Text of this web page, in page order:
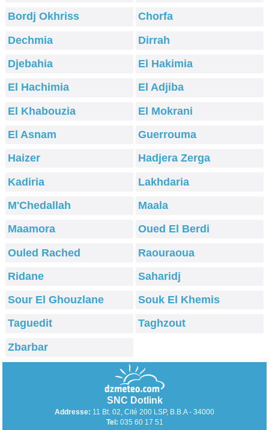
Bordj Okhriss
Chorfa
Dechmia
Dirrah
Djebahia
El Hakimia
El Hachimia
El Adjiba
El Khabouzia
El Mokrani
El Asnam
Guerrouma
Haizer
Hadjera Zerga
Kadiria
Lakhdaria
M'Chedallah
Maala
Maamora
Oued El Berdi
Ouled Rached
Raouraoua
Ridane
Saharidj
Sour El Ghouzlane
Souk El Khemis
Taguedit
Taghzout
Zbarbar
SNC Dotlink
Addresse: 11 Bt. 02, Cité 200 LSP, B.B.A - 34000
Tel: 035 60 17 51